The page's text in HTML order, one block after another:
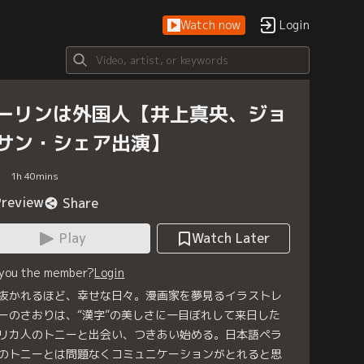
Watch now Login
リンは外国人【井上真央、ジョ
ン・シェア出演】
1h 40mins
Share
Play
Watch Later
the member?Login
かれるほど、幸せな日々。漫画家を夢見るイラストレ
のさおりは、“漢字”の美しさに一目ぼれして来日した
カ人のトニーと出会い、つきあい始める。日本語ペラ
トニーとは問題なくコミュニケーションがとれると思